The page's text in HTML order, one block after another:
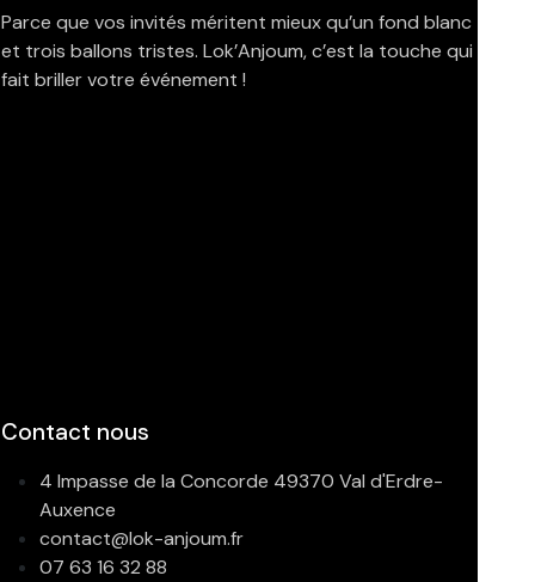
Parce que vos invités méritent mieux qu’un fond blanc
et trois ballons tristes. Lok’Anjoum, c’est la touche qui
fait briller votre événement !
Contact nous
4 Impasse de la Concorde 49370 Val d'Erdre-
Auxence
contact@lok-anjoum.fr
07 63 16 32 88